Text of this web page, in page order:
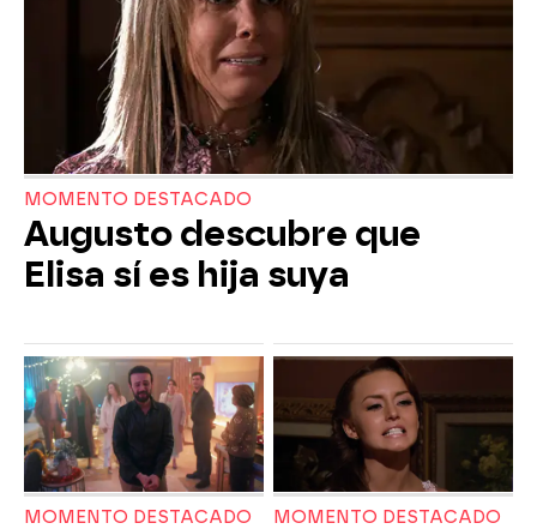
MOMENTO DESTACADO
Augusto descubre que
Elisa sí es hija suya
MOMENTO DESTACADO MOMENTO DESTACADO